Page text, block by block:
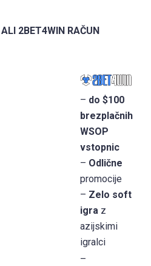
2BET4WIN RAČUN
– do $100
brezplačnih
WSOP
vstopnic
– Odlične
promocije
– Zelo soft
igra z
azijskimi
igralci
–